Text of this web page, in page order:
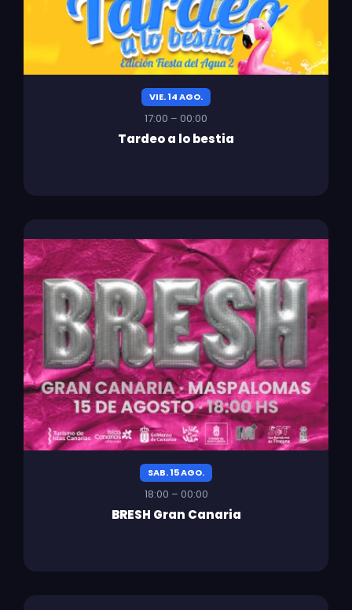
VIE. 14 AGO.
17:00 – 00:00
Tardeo a lo bestia
SAB. 15 AGO.
18:00 – 00:00
BRESH Gran Canaria